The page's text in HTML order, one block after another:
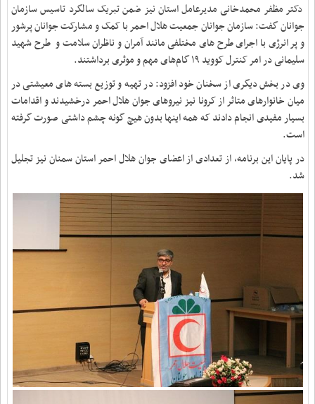
دکتر مظفر محمدخانی مدیرعامل استان نیز ضمن تبریک سالگرد تاسیس سازمان
جوانان گفت: سازمان جوانان جمعیت هلال احمر با کمک و مشارکت جوانان پرشور
و پر انرژی با اجرای طرح های مختلفی مانند آمران و ناظران سلامت و طرح شهید
سلیمانی در امر کنترل کووید ۱۹ گام‌های مهم و موثری برداشتند.
وی در بخش دیگری از سخنان خود افزود: در تهیه و توزیع بسته های معیشتی در
میان خانوارهای متاثر از کرونا نیز نیروهای جوان هلال احمر درخشیدند و اقدامات
بسیار مفیدی انجام دادند که همه اینها بدون هیچ گونه چشم داشتی صورت گرفته
است.
در پایان این برنامه، از تعدادی از اعضای جوان هلال احمر استان سمنان نیز تجلیل
شد.